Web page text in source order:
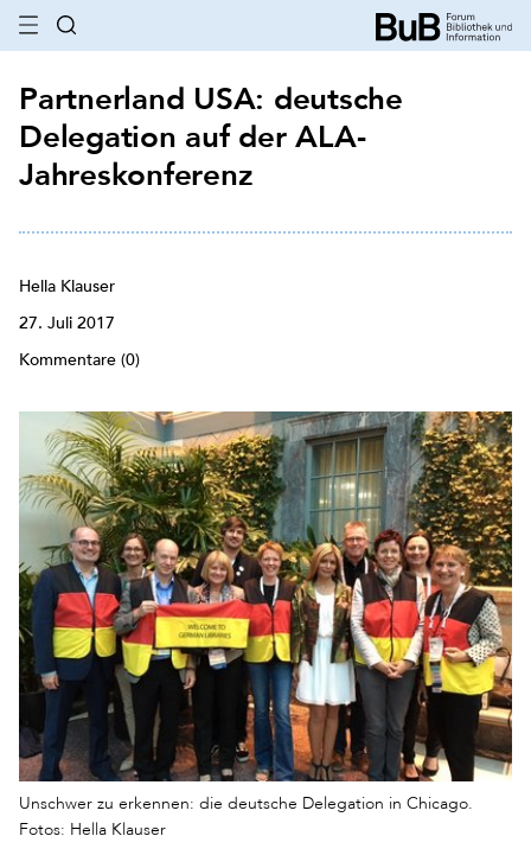
Partnerland USA: deutsche
Delegation auf der ALA-
Jahreskonferenz
Hella Klauser
27. Juli 2017
Kommentare (0)
Unschwer zu erkennen: die deutsche Delegation in Chicago.
Fotos: Hella Klauser